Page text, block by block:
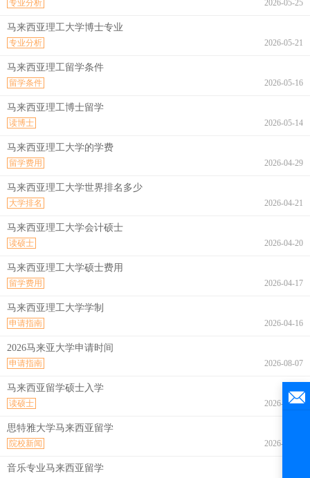
2026-05-25
专业分析
马来西亚理工大学博士专业
2026-05-21
专业分析
马来西亚理工留学条件
2026-05-16
留学条件
马来西亚理工博士留学
2026-05-14
读博士
马来西亚理工大学的学费
2026-04-29
留学费用
马来西亚理工大学世界排名多少
2026-04-21
大学排名
马来西亚理工大学会计硕士
2026-04-20
读硕士
马来西亚理工大学硕士费用
2026-04-17
留学费用
马来西亚理工大学学制
2026-04-16
申请指南
2026马来亚大学申请时间
2026-08-07
申请指南
马来西亚留学硕士入学
2026-08-07
读硕士
思特雅大学马来西亚留学
2026-08-07
院校新闻
音乐专业马来西亚留学